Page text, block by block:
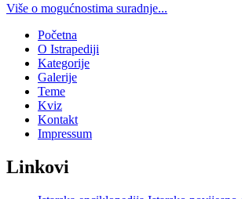
Više o mogućnostima suradnje...
Početna
O Istrapediji
Kategorije
Galerije
Teme
Kviz
Kontakt
Impressum
Linkovi